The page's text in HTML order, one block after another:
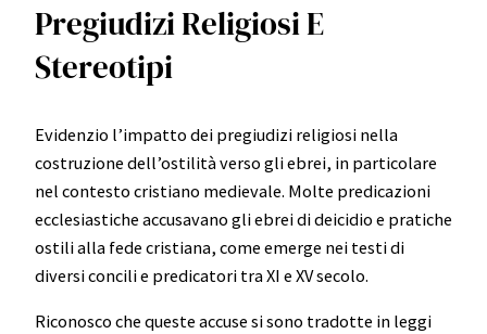
Pregiudizi Religiosi E
Stereotipi
Evidenzio l’impatto dei pregiudizi religiosi nella
costruzione dell’ostilità verso gli ebrei, in particolare
nel contesto cristiano medievale. Molte predicazioni
ecclesiastiche accusavano gli ebrei di deicidio e pratiche
ostili alla fede cristiana, come emerge nei testi di
diversi concili e predicatori tra XI e XV secolo.
Riconosco che queste accuse si sono tradotte in leggi